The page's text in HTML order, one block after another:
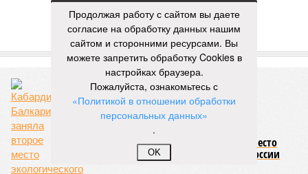
Новости smi2.ru
ЕЩЕ ИЗ РАЗДЕЛА «ОБЩЕСТВО»
Кабардино-Балкария заняла второе место
экологического рейтинга регионов России
Продолжая работу с сайтом вы даете
согласие на обработку данных нашим
сайтом и сторонними ресурсами. Вы
можете запретить обработку Cookies в
настройках браузера.
Пожалуйста, ознакомьтесь с
«Политикой в отношении обработки
персональных данных»
.
OK